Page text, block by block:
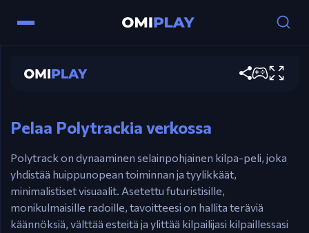
Polytrack
Väli – Pysäytä.
Pelaa Polytrackia verkossa
Polytrack on dynaaminen selainpohjainen kilpa-peli, joka
yhdistää huippunopean toiminnan ja tyylikkäät,
minimalistiset visuaalit. Asetettu futuristisille,
monikulmaisille radoille, tavoitteesi on hallita teräviä
käännöksiä, välttää esteitä ja ylittää kilpailijasi kilpaillessasi